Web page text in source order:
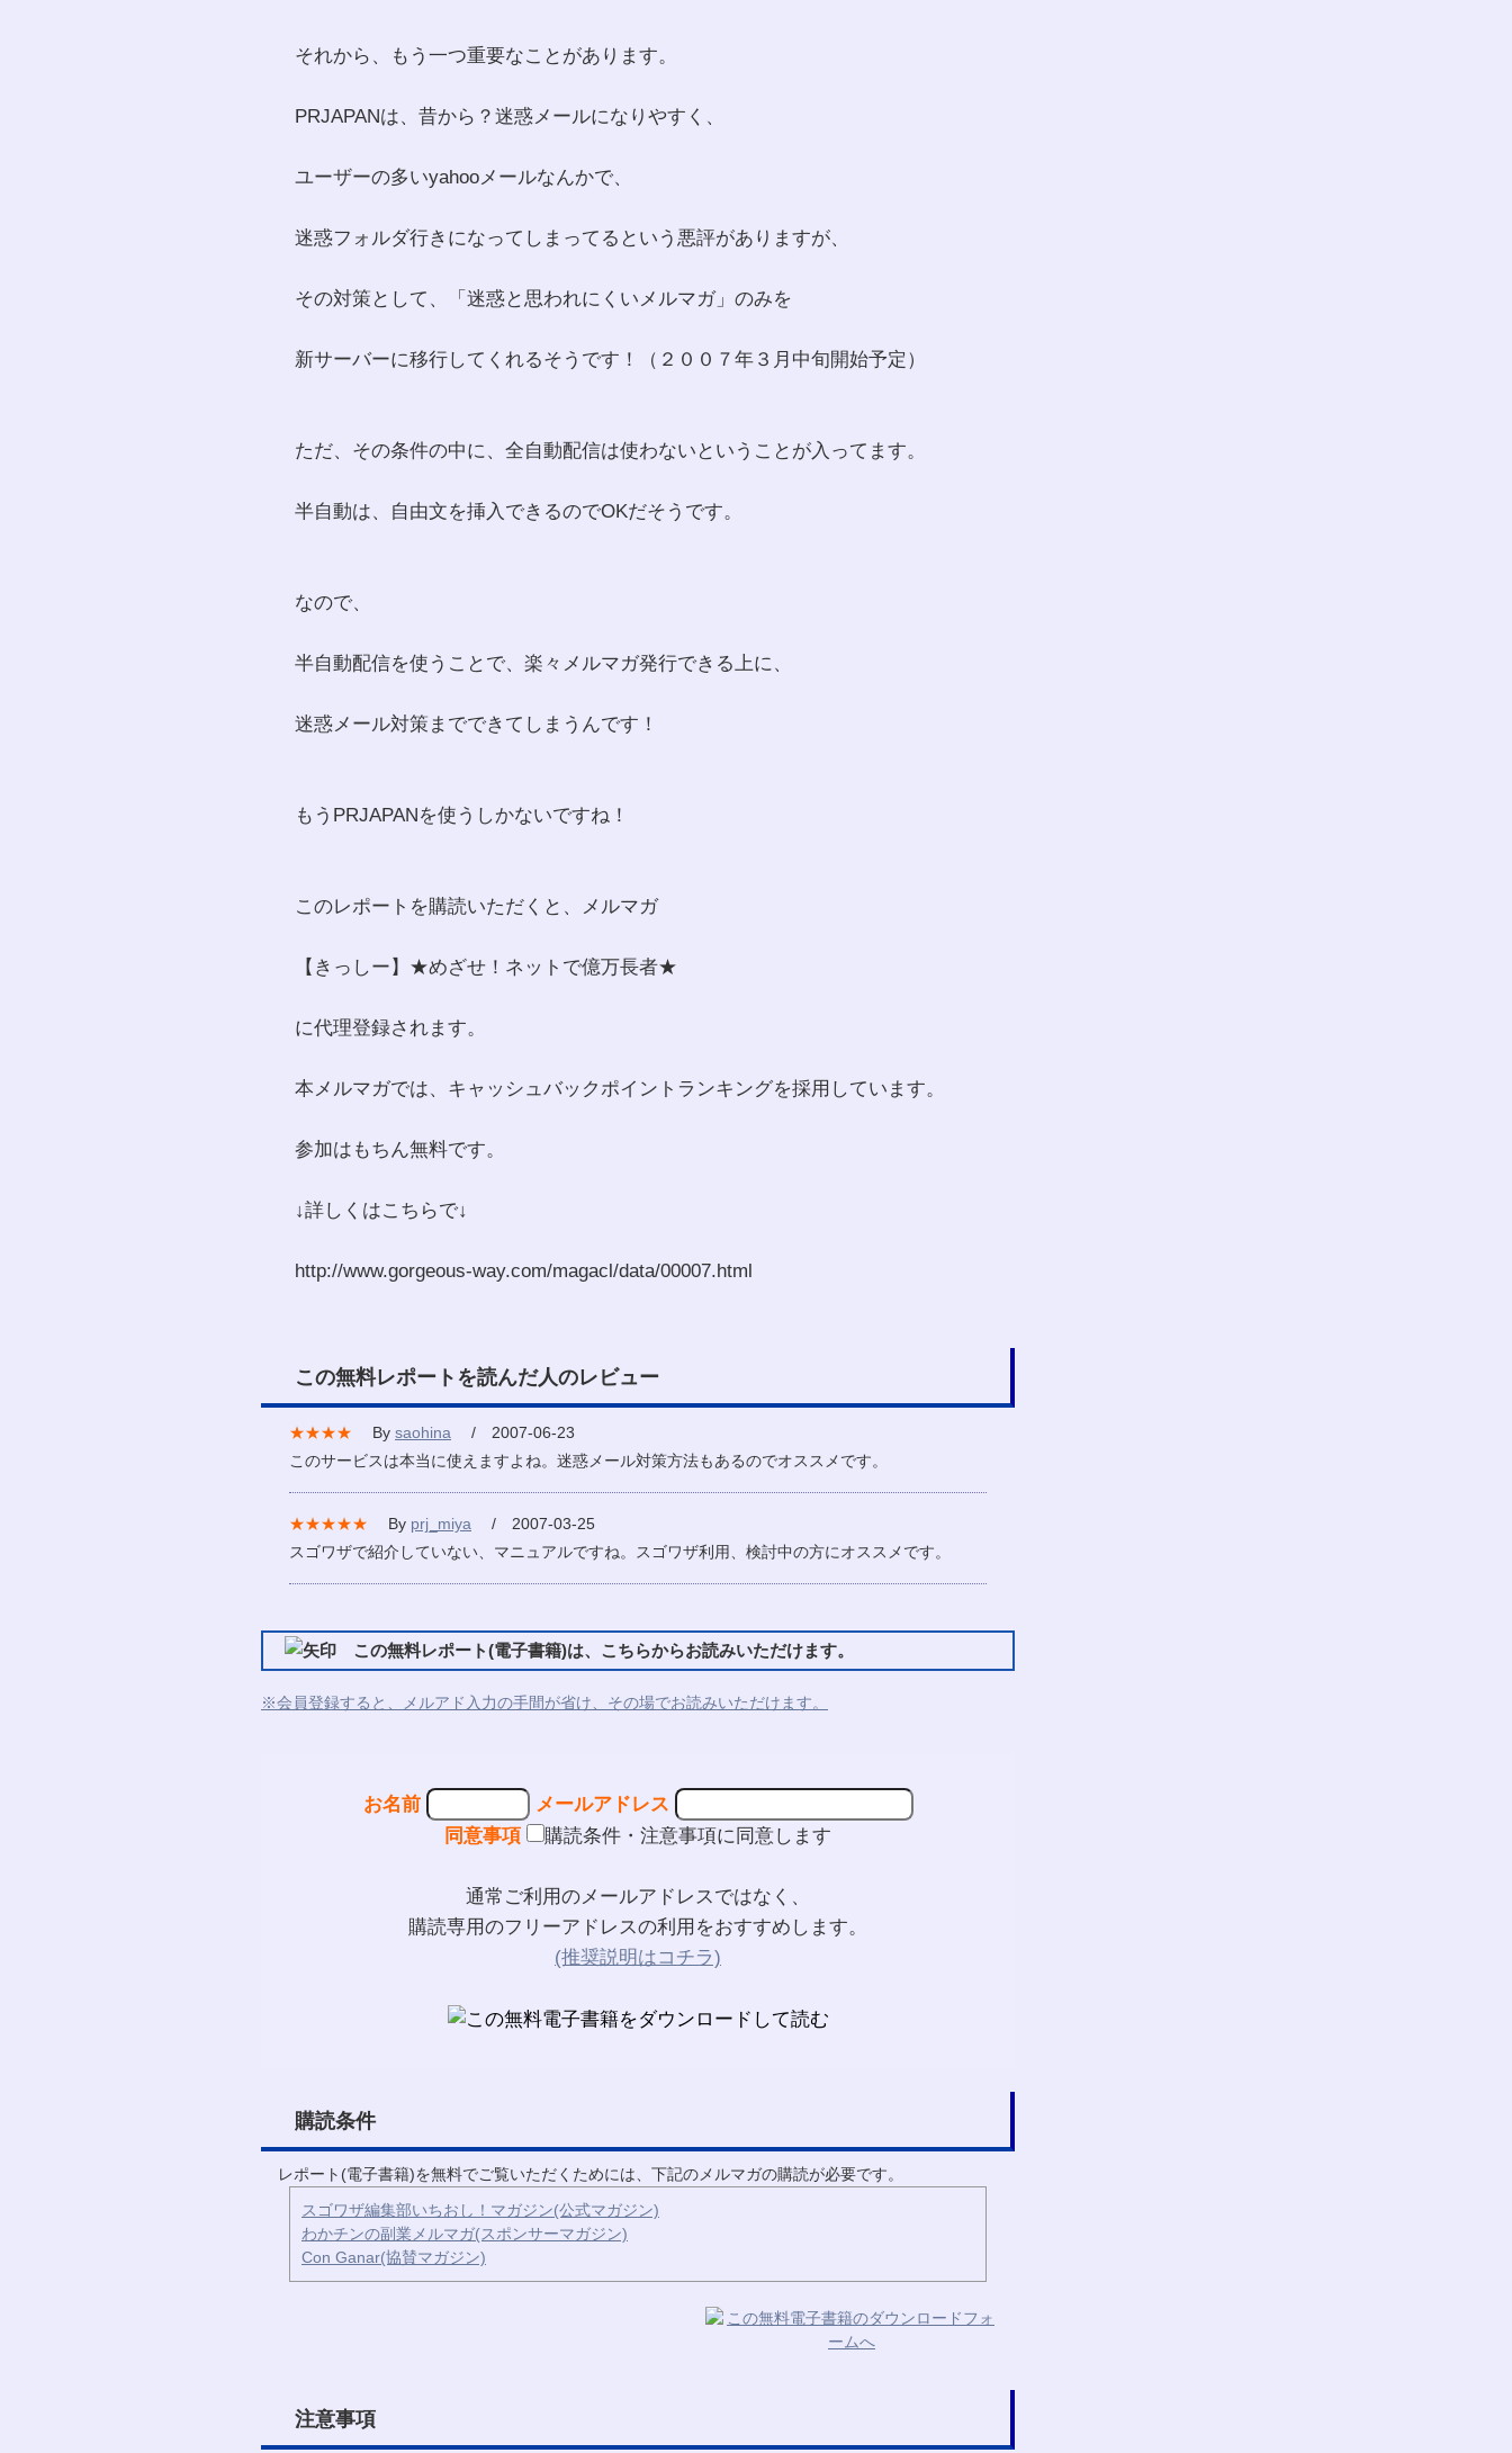
それから、もう一つ重要なことがあります。
PRJAPANは、昔から？迷惑メールになりやすく、
ユーザーの多いyahooメールなんかで、
迷惑フォルダ行きになってしまってるという悪評がありますが、
その対策として、「迷惑と思われにくいメルマガ」のみを
新サーバーに移行してくれるそうです！（２００７年３月中旬開始予定）
ただ、その条件の中に、全自動配信は使わないということが入ってます。
半自動は、自由文を挿入できるのでOKだそうです。
なので、
半自動配信を使うことで、楽々メルマガ発行できる上に、
迷惑メール対策までできてしまうんです！
もうPRJAPANを使うしかないですね！
このレポートを購読いただくと、メルマガ
【きっしー】★めざせ！ネットで億万長者★
に代理登録されます。
本メルマガでは、キャッシュバックポイントランキングを採用しています。
参加はもちん無料です。
↓詳しくはこちらで↓
http://www.gorgeous-way.com/magacl/data/00007.html
この無料レポートを読んだ人のレビュー
★★★★ By saohina / 2007-06-23
このサービスは本当に使えますよね。迷惑メール対策方法もあるのでオススメです。
★★★★★ By prj_miya / 2007-03-25
スゴワザで紹介していない、マニュアルですね。スゴワザ利用、検討中の方にオススメです。
この無料レポート(電子書籍)は、こちらからお読みいただけます。
※会員登録すると、メルアド入力の手間が省け、その場でお読みいただけます。
お名前
メールアドレス
同意事項
購読条件・注意事項に同意します
通常ご利用のメールアドレスではなく、
購読専用のフリーアドレスの利用をおすすめします。
(推奨説明はコチラ)
購読条件
レポート(電子書籍)を無料でご覧いただくためには、下記のメルマガの購読が必要です。
スゴワザ編集部いちおし！マガジン(公式マガジン)
わかチンの副業メルマガ(スポンサーマガジン)
Con Ganar(協賛マガジン)
注意事項